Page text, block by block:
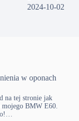
2024-10-02
w oponach
na tej stronie jak
mojego BMW E60.